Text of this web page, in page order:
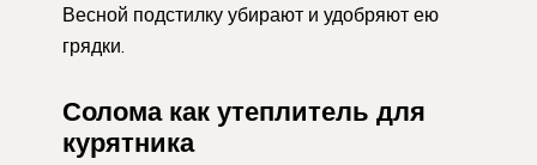
Весной подстилку убирают и удобряют ею
грядки.
Солома как утеплитель для
курятника